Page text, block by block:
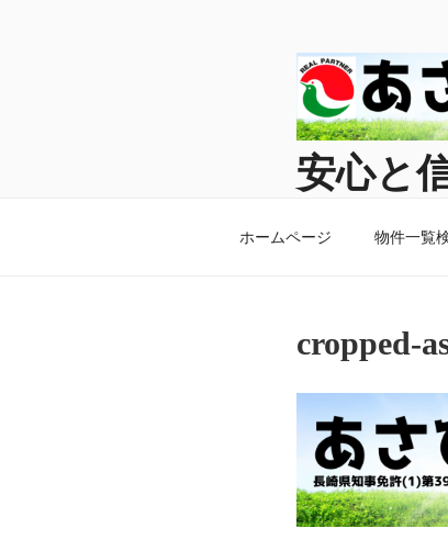
安心と
ホームページ 物件一覧
cropped-